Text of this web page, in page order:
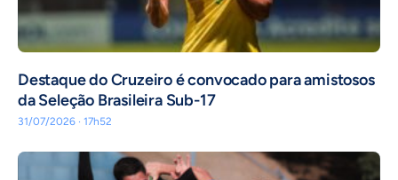
Destaque do Cruzeiro é convocado para amistosos
da Seleção Brasileira Sub-17
31/07/2026 · 17h52